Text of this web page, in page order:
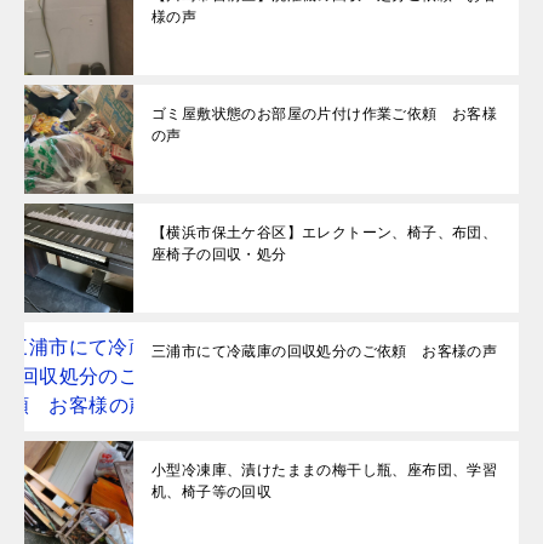
様の声
ゴミ屋敷状態のお部屋の片付け作業ご依頼 お客様
の声
【横浜市保土ケ谷区】エレクトーン、椅子、布団、
座椅子の回収・処分
三浦市にて冷蔵庫の回収処分のご依頼 お客様の声
小型冷凍庫、漬けたままの梅干し瓶、座布団、学習
机、椅子等の回収